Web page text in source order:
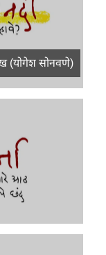
(योगेश सोनवणे)